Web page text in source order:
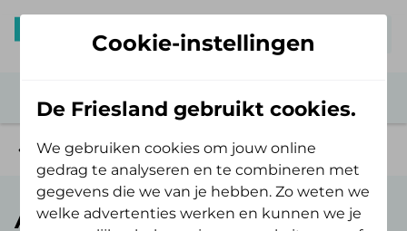
Aanvullende verzekering
AV Budget
Cookie-instellingen
De Friesland gebruikt cookies.
We gebruiken cookies om jouw online
gedrag te analyseren en te combineren met
gegevens die we van je hebben. Zo weten we
welke advertenties werken en kunnen we je